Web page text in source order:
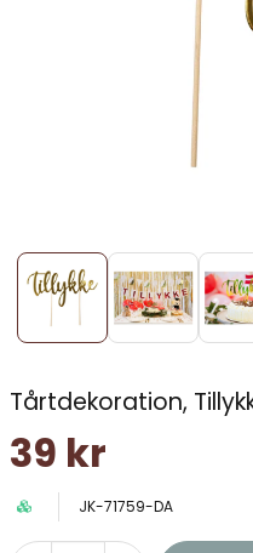
Tårtdekoration,
39 kr
JK-71759-DA